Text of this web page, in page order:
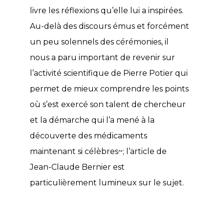
livre les réflexions qu’elle lui a inspirées.
Au-delà des discours émus et forcément
un peu solennels des cérémonies, il
nous a paru important de revenir sur
l’activité scientifique de Pierre Potier qui
permet de mieux comprendre les points
où s’est exercé son talent de chercheur
et la démarche qui l’a mené à la
découverte des médicaments
maintenant si célèbres~; l’article de
Jean-Claude Bernier est
particulièrement lumineux sur le sujet.